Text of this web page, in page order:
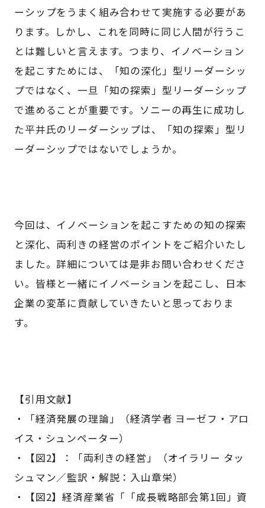
ーシップをうまく組み合わせて実施する必要があ
ります。しかし、これを同時に同じ人間が行うこ
とは難しいと言えます。つまり、イノベーション
を起こすためには、「知の深化」型リーダーシッ
プではなく、一旦「知の探索」型リーダーシップ
で進めることが重要です。ソニーの再生に成功し
た平井氏のリーダーシップは、「知の探索」型リ
ーダーシップではないでしょうか。
今回は、イノベーションを起こすための知の探索
と深化、両利きの経営のポイントをご紹介いたし
ました。詳細については是非お問い合わせくださ
い。皆様と一緒にイノベーションを起こし、日本
企業の変革に貢献していきたいと思っておりま
す。
【引用文献】
・「経済発展の理論」（経済学者 ヨーゼフ・アロ
イス・シュンペーター）
・【図2】：「両利きの経営」（オイラリー タッ
シュマン／監訳・解説：入山章栄）
・【図2】経済産業省「「成長戦略部会第1回」資